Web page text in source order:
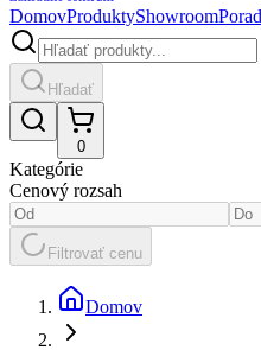
DomovProduktyShowroom
Hľadať
0
Kategórie
Cenový rozsah
Filtrovať cenu
Domov